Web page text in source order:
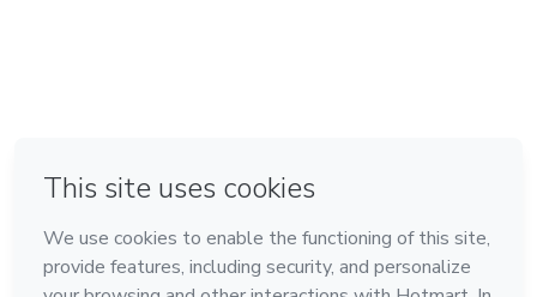
Feito com ❤ na Cidade do México